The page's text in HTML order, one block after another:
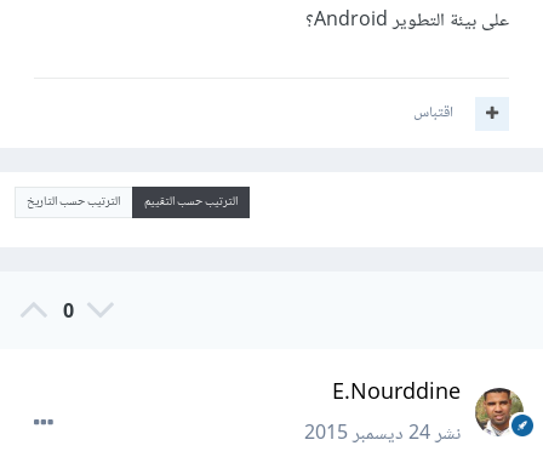
على بيئة التطوير Android؟
اقتباس
الترتيب حسب التقييم الترتيب حسب التاريخ
0
E.Nourddine
نشر24 ديسمبر 2015